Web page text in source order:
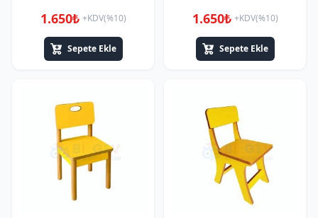
1.650₺ +KDV(%10)
Sepete Ekle
1.650₺ +KDV(%10)
Sepete Ekle